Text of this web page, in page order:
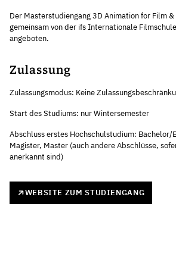
Der Masterstudiengang 3D Animation for Film &
gemeinsam von der ifs Internationale
angeboten.
Zulassung
Zulassungsmodus: Keine
Start des Studiums: nur Wintersemester
Abschluss erstes Hochschulstudium: Bachelor/
Magister, Master (auch andere Abschlüsse,
anerkannt sind)
WEBSITE ZUM STUDIENGANG